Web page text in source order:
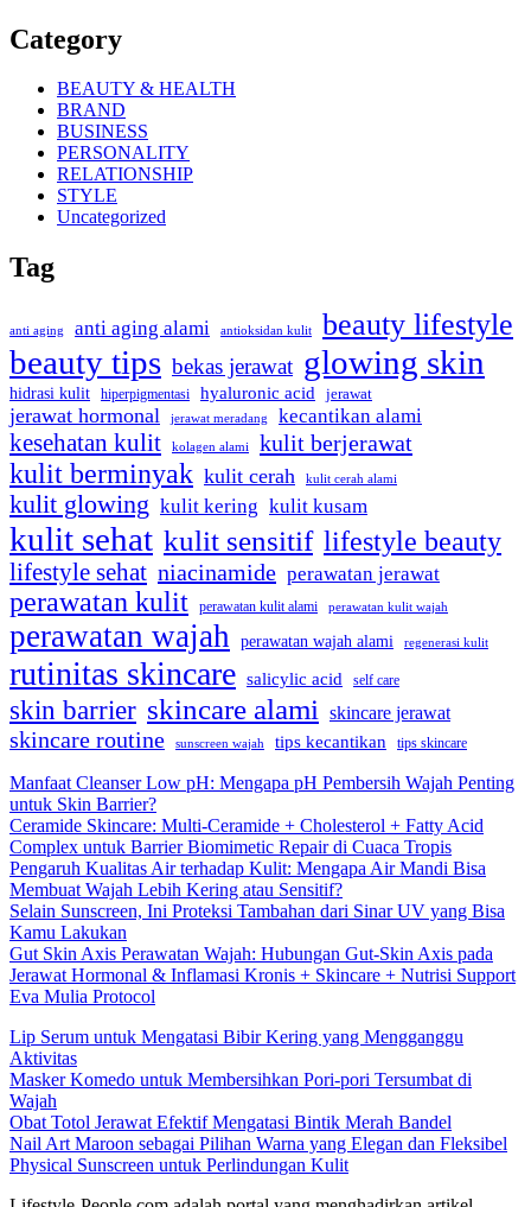
Category
BEAUTY & HEALTH
BRAND
BUSINESS
PERSONALITY
RELATIONSHIP
STYLE
Uncategorized
Tag
anti aging anti aging alami antioksidan kulit beauty lifestyle
beauty tips bekas jerawat glowing skin
hidrasi kulit hiperpigmentasi hyaluronic acid jerawat
jerawat hormonal jerawat meradang kecantikan alami
kesehatan kulit kolagen alami kulit berjerawat
kulit berminyak kulit cerah kulit cerah alami
kulit glowing kulit kering kulit kusam
kulit sehat kulit sensitif lifestyle beauty
lifestyle sehat niacinamide perawatan jerawat
perawatan kulit perawatan kulit alami perawatan kulit wajah
perawatan wajah perawatan wajah alami regenerasi kulit
rutinitas skincare salicylic acid self care
skin barrier skincare alami skincare jerawat
skincare routine sunscreen wajah tips kecantikan tips skincare
Manfaat Cleanser Low pH: Mengapa pH Pembersih Wajah Penting
untuk Skin Barrier?
Ceramide Skincare: Multi-Ceramide + Cholesterol + Fatty Acid
Complex untuk Barrier Biomimetic Repair di Cuaca Tropis
Pengaruh Kualitas Air terhadap Kulit: Mengapa Air Mandi Bisa
Membuat Wajah Lebih Kering atau Sensitif?
Selain Sunscreen, Ini Proteksi Tambahan dari Sinar UV yang Bisa
Kamu Lakukan
Gut Skin Axis Perawatan Wajah: Hubungan Gut-Skin Axis pada
Jerawat Hormonal & Inflamasi Kronis + Skincare + Nutrisi Support
Eva Mulia Protocol
Lip Serum untuk Mengatasi Bibir Kering yang Mengganggu
Aktivitas
Masker Komedo untuk Membersihkan Pori-pori Tersumbat di
Wajah
Obat Totol Jerawat Efektif Mengatasi Bintik Merah Bandel
Nail Art Maroon sebagai Pilihan Warna yang Elegan dan Fleksibel
Physical Sunscreen untuk Perlindungan Kulit